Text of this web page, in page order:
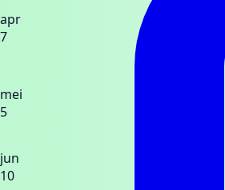
apr
7
mei
5
jun
10